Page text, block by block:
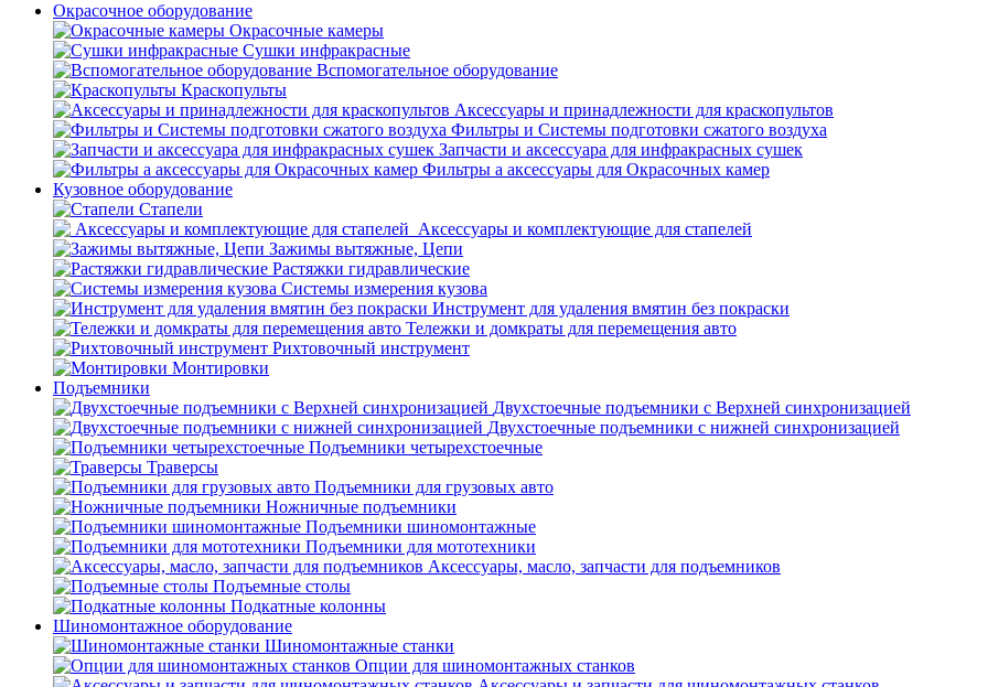
Окрасочное оборудование
Окрасочные камеры
Сушки инфракрасные
Вспомогательное оборудование
Краскопульты
Аксессуары и принадлежности для краскопультов
Фильтры и Системы подготовки сжатого воздуха
Запчасти и аксессуара для инфракрасных сушек
Фильтры а аксессуары для Окрасочных камер
Кузовное оборудование
Стапели
Аксессуары и комплектующие для стапелей
Зажимы вытяжные, Цепи
Растяжки гидравлические
Системы измерения кузова
Инструмент для удаления вмятин без покраски
Тележки и домкраты для перемещения авто
Рихтовочный инструмент
Монтировки
Подъемники
Двухстоечные подъемники с Верхней синхронизацией
Двухстоечные подъемники с нижней синхронизацией
Подъемники четырехстоечные
Траверсы
Подъемники для грузовых авто
Ножничные подъемники
Подъемники шиномонтажные
Подъемники для мототехники
Аксессуары, масло, запчасти для подъемников
Подъемные столы
Подкатные колонны
Шиномонтажное оборудование
Шиномонтажные станки
Опции для шиномонтажных станков